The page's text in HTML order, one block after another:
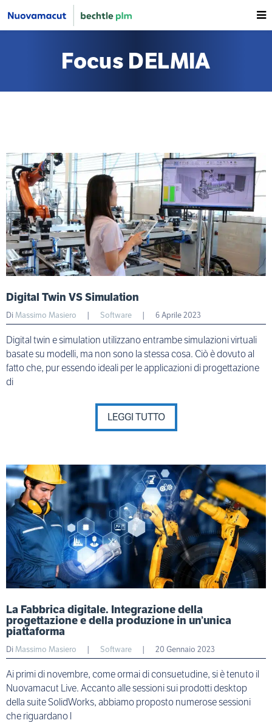
Focus DELMIA
Digital Twin VS Simulation
DiMassimo Masiero | Software | 6 Aprile 2023
Digital twin e simulation utilizzano entrambe simulazioni virtuali
basate su modelli, ma non sono la stessa cosa. Ciò è dovuto al
fatto che, pur essendo ideali per le applicazioni di progettazione
di
LEGGI TUTTO
La Fabbrica digitale. Integrazione della
progettazione e della produzione in un’unica
piattaforma
DiMassimo Masiero | Software | 20 Gennaio 2023
Ai primi di novembre, come ormai di consuetudine, si è tenuto il
Nuovamacut Live. Accanto alle sessioni sui prodotti desktop
della suite SolidWorks, abbiamo proposto numerose sessioni
che riguardano l